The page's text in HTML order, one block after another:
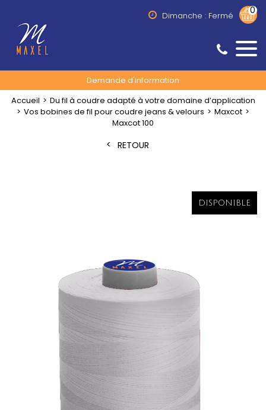
Dimanche : Fermé 0
Demande d'information
Accueil
Du fil à coudre adapté à votre domaine d’application
Vos bobines de fil pour coudre jeans & velours
Maxcot
Maxcot 100
RETOUR
DISPONIBLE